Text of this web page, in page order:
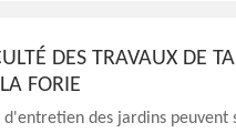
DES TRAVAUX DE
FORIE
d'entretien des jardins